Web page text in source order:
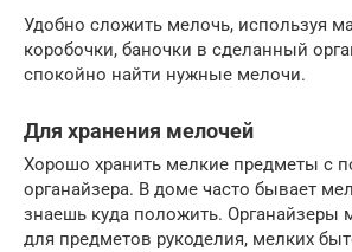
Удобно сложить мелочь, используя
коробочки, баночки в сделанный
спокойно найти нужные мелочи.
Для хранения мелочей
Хорошо хранить мелкие предметы с
органайзера. В доме часто бывает
знаешь куда положить. Органайзеры
для предметов рукоделия, мелких